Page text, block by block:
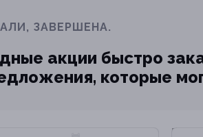
ЗАВЕРШЕНА.
акции быстро
которые